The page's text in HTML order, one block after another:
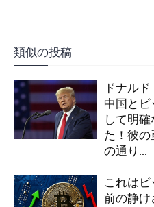
類似の投稿
ドナル
中国と
して明
た！彼
の通り…
これは
前の静け